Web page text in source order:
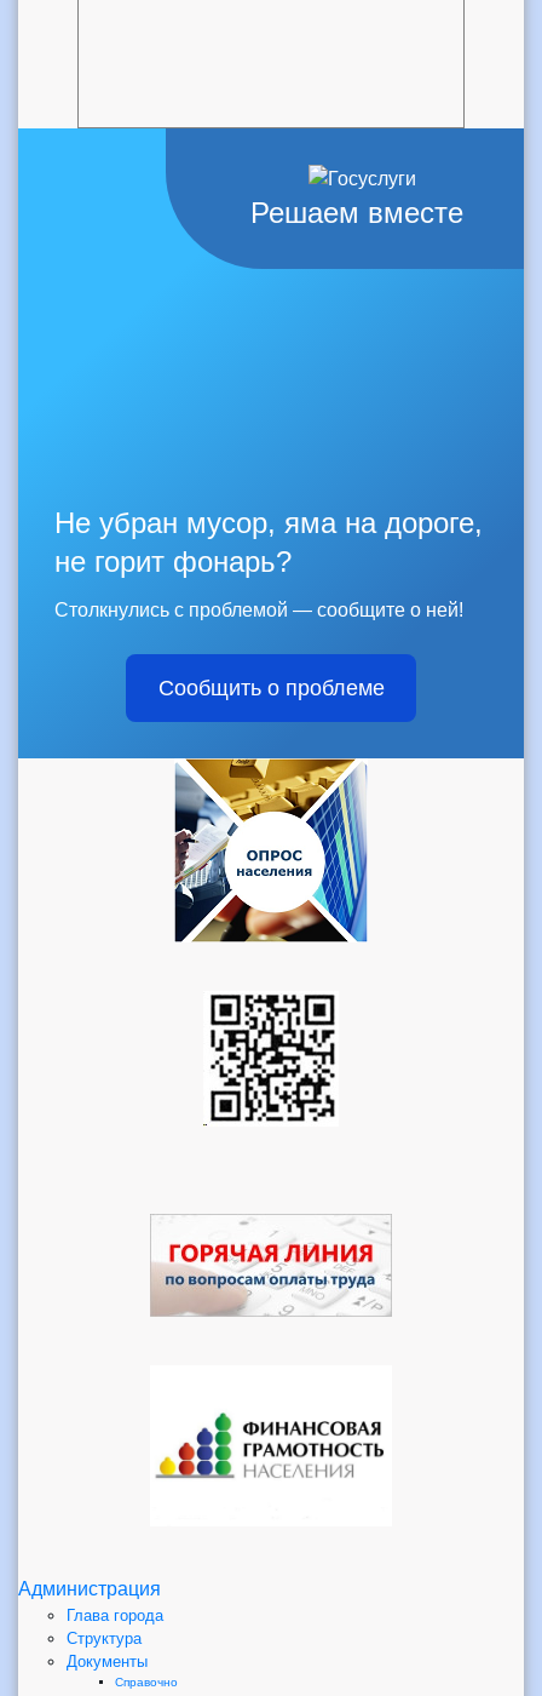
Решаем вместе
Не убран мусор, яма на дороге,
не горит фонарь?
Столкнулись с проблемой — сообщите о ней!
Сообщить о проблеме
Администрация
Глава города
Структура
Документы
Справочно